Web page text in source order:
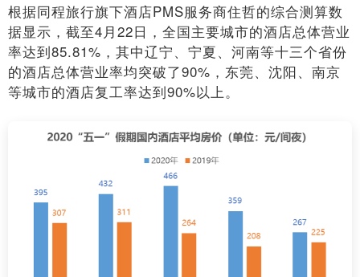
根据同程旅行旗下酒店PMS服务商住哲的综合测算数
据显示，截至4月22日，全国主要城市的酒店总体营业
率达到85.81%，其中辽宁、宁夏、河南等十三个省份
的酒店总体营业率均突破了90%，东莞、沈阳、南京
等城市的酒店复工率达到90%以上。